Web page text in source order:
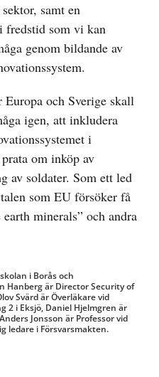
samt en
fredstid som vi kan
genom bildande av
och Sverige skall
igen, att inkludera
i
om inköp av
av soldater. Som ett led
som EU försöker få
minerals” och andra
i Borås och
Hanberg är Director Security of
Svärd är Överläkare vid
2 i Eksjö, Daniel Hjelmgren är
Jonsson är Professor vid
ledare i Försvarsmakten.